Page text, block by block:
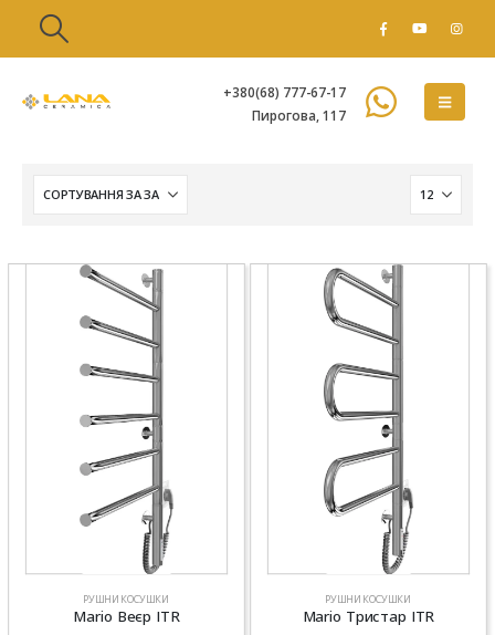
+380(68) 777-67-17
Пирогова, 117
РУШНИКОСУШКИ
Mario Веєр ITR
РУШНИКОСУШКИ
Mario Тристар ITR